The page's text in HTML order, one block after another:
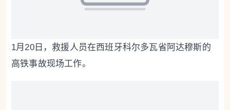
1月20日，救援人员在西班牙科尔多瓦省阿达穆斯的
高铁事故现场工作。